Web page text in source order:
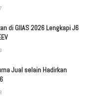
di GIIAS 2026 Lengkapi J6
Jual selain Hadirkan